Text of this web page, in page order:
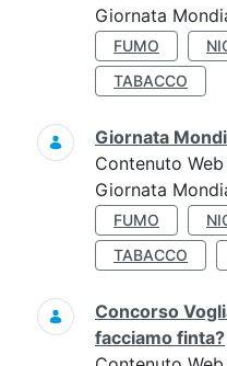
Giornata
FUMO
TABACCO
Giornata
Contenuto Web
Giornata
FUMO
TABACCO
Concorso
facciamo finta?